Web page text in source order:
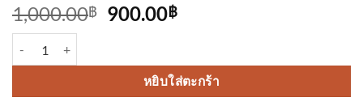
ให้
คะแนน
4.33จาก
5 คะแนน
เต็มบน
3
ของลูกค้า
1,000.00฿
Original
1,000.00฿.
900.00฿Current
900.00฿.
หยิบใส่ตะกร้า